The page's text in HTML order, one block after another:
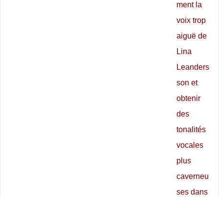
ment la
voix trop
aiguë de
Lina
Leanders
son et
obtenir
des
tonalités
vocales
plus
caverneu
ses dans